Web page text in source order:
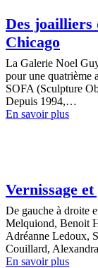
Des joailliers
Chicago
La Galerie Noel
pour une quatrième
SOFA (Sculpture
Depuis 1994,…
En savoir plus
Vernissage
De gauche à droite
Melquiond, Benoit
Adréanne Ledoux,
Couillard,
En savoir plus